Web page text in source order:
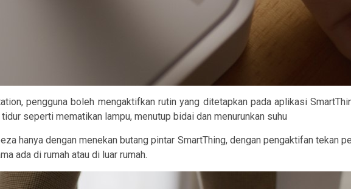
pengguna boleh mengaktifkan rutin yang ditetapkan pada aplikasi
seperti mematikan lampu, menutup bidai dan menurunkan suhu
hanya dengan menekan butang pintar SmartThing, dengan pengaktifan tekan
ada di rumah atau di luar rumah.